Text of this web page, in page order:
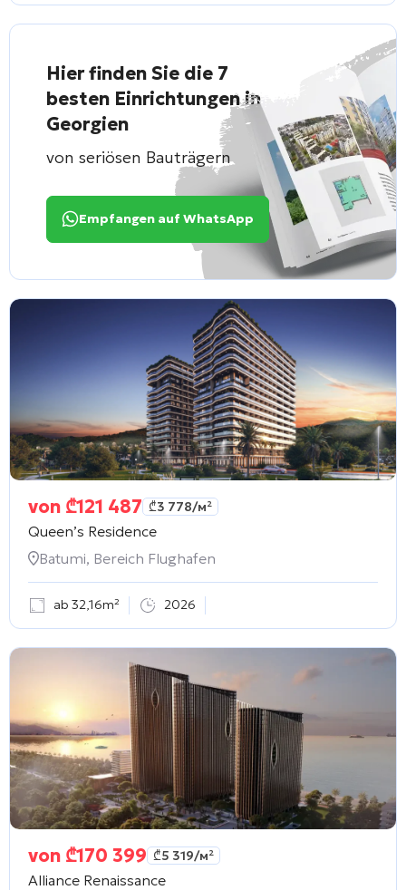
Hier finden Sie die 7
besten Einrichtungen in
Georgien
von seriösen Bauträgern
Empfangen auf WhatsApp
von ₾121 487 ₾3 778/м²
Queen’s Residence
Batumi, Bereich Flughafen
ab 32,16m² 2026
von ₾170 399 ₾5 319/м²
Alliance Renaissance